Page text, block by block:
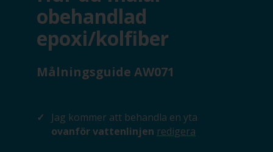
obehandlad
epoxi/kolfiber
Målningsguide AW071
Jag kommer att behandla en yta
ovanför vattenlinjen redigera